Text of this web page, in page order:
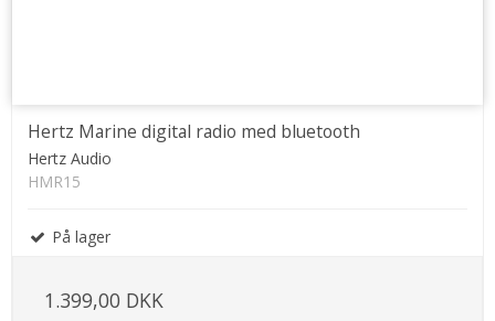
Hertz Marine digital radio med bluetooth
Hertz Audio
HMR15
På lager
1.399,00 DKK